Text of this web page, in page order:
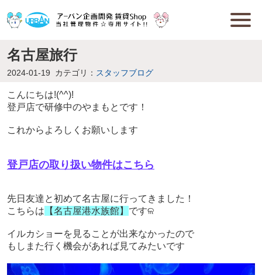
名古屋旅行
2024-01-19 カテゴリ： スタッフブログ
こんにちは!(^^)!
登戸店で研修中のやまもとです！
これからよろしくお願いします
登戸店の取り扱い物件はこちら
先日友達と初めて名古屋に行ってきました！
こちらは 【名古屋港水族館】 ですଳ
イルカショーを見ることが出来なかったので
もしまた行く機会があれば見てみたいです